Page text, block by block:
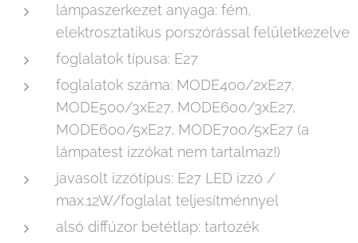
lámpaszerkezet anyaga: fém,
elektrosztatikus porszórással felületkezelve
foglalatok típusa: E27
foglalatok száma: MODE400/2xE27,
MODE500/3xE27, MODE600/3xE27,
MODE600/5xE27, MODE700/5xE27 (a
lámpatest izzókat nem tartalmaz!)
javasolt izzótípus: E27 LED izzó /
max.12W/foglalat teljesítménnyel
alsó diffúzor betétlap: tartozék